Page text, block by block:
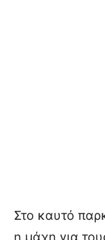
Στο καυτό
η μάχη για